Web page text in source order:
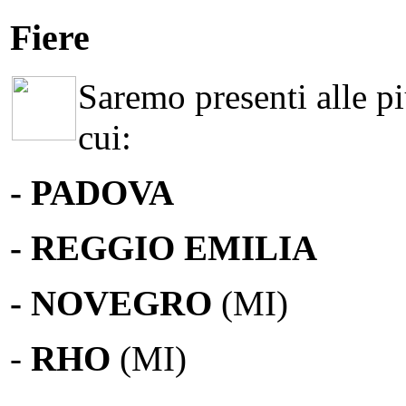
Fiere
Saremo presenti alle
cui:
- PADOVA
- REGGIO EMILIA
- NOVEGRO (MI)
- RHO (MI)